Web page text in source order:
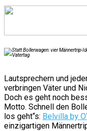
Lautsprechern und
verbringen Väter und
Doch es geht noch
Motto. Schnell den
los geht“s: Belvilla by
einzigartigen